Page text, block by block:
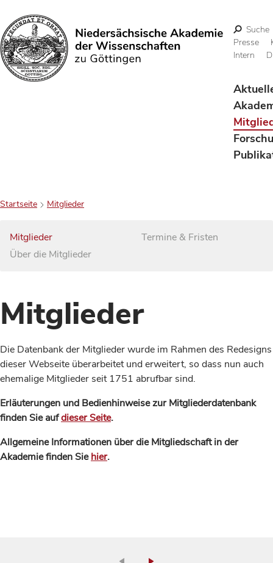
Suchen
Suche
Presse
Intern
Startseite Mitglieder
Mitglieder
Über die Mitglieder
Termine & Fristen
Mitglieder
Die Datenbank der Mitglieder wurde im Rahmen des Redesigns
dieser Webseite überarbeitet und erweitert, so dass nun auch
ehemalige Mitglieder seit 1751 abrufbar sind.
Erläuterungen und Bedienhinweise zur Mitgliederdatenbank
finden Sie aufdieser Seite.
Allgemeine Informationen über die Mitgliedschaft in der
Akademie finden Siehier.